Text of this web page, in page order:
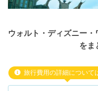
ウォルト・ディズニー
をま
旅行費用の詳細について